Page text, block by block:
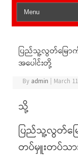
ပြည်သူ့လွတ်မြော
အပေါင်းတို့
Byadmin March
သို့
ပြည်သူ့လွတ်မြ
တပ်မှူးတပ်သာ